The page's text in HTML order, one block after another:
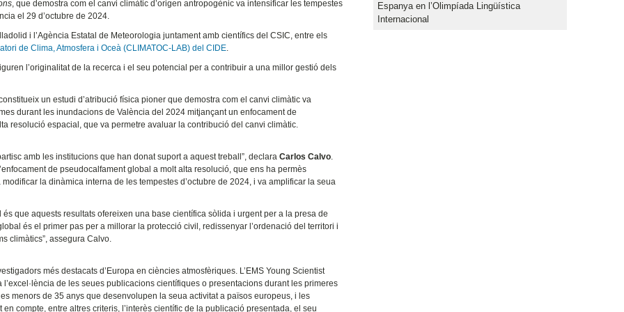
, que demostra com el canvi climàtic d’origen antropogènic va intensificar les tempestes
el 29 d’octubre de 2024.
i l’Agència Estatal de Meteorologia juntament amb científics del CSIC, entre els
de Clima, Atmosfera i Oceà (CLIMATOC-LAB) del CIDE.
l’originalitat de la recerca i el seu potencial per a contribuir a una millor gestió dels
un estudi d’atribució física pioner que demostra com el canvi climàtic va
durant les inundacions de València del 2024 mitjançant un enfocament de
resolució espacial, que va permetre avaluar la contribució del canvi climàtic.
amb les institucions que han donat suport a aquest treball”, declaraCarlos Calvo
de pseudocalfament global a molt alta resolució, que ens ha permès
la dinàmica interna de les tempestes d’octubre de 2024, i va amplificar la seua
que aquests resultats ofereixen una base científica sòlida i urgent per a la presa de
és el primer pas per a millorar la protecció civil, redissenyar l’ordenació del territori i
climàtics”, assegura Calvo.
més destacats d’Europa en ciències atmosfèriques. L’EMS Young Scientist
de les seues publicacions científiques o presentacions durant les primeres
menors de 35 anys que desenvolupen la seua activitat a països europeus, i les
compte, entre altres criteris, l’interès científic de la publicació presentada, el seu
Espanya en l’Olimpíada Lingüística
Internacional